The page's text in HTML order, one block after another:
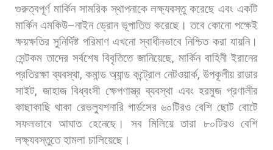
গুরুত্বপূর্ণ মার্কিন সামরিক স্থাপনাকে লক্ষ্যবস্তু করেছে এবং একটি
মার্কিন এমকিউ–নাইন ড্রোন ভূপাতিত করেছে। তবে কোনো পক্ষেই
ক্ষয়ক্ষতির সুনির্দিষ্ট পরিমাণ এখনো স্বাধীনভাবে নিশ্চিত করা যায়নি।
সেন্টকম তাদের সর্বশেষ বিবৃতিতে জানিয়েছে, মার্কিন বাহিনী ইরানের
প্রতিরক্ষা ব্যবস্থা, কমান্ড অ্যান্ড কন্ট্রোল নেটওয়ার্ক, উপকূলীয় রাডার
সাইট, জাহাজ বিধ্বংসী ক্ষেপণাস্ত্র ব্যবস্থা এবং হরমুজ প্রণালীর
কাছাকাছি থাকা রেভল্যুশনারি গার্ডসের ৬০টিরও বেশি ছোট বোটে
সফলভাবে আঘাত হেনেছে। সব মিলিয়ে তারা ৮০টিরও বেশি
লক্ষ্যবস্তুতে হামলা চালিয়েছে।